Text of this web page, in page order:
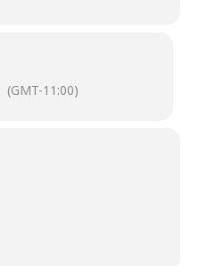
(GMT-11:00)